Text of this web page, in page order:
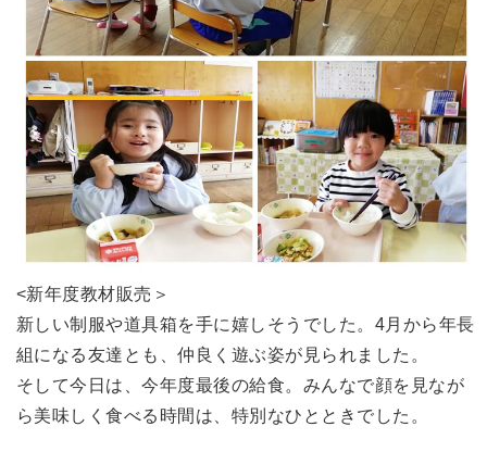
<新年度教材販売＞
新しい制服や道具箱を手に嬉しそうでした。4月から年長
組になる友達とも、仲良く遊ぶ姿が見られました。
そして今日は、今年度最後の給食。みんなで顔を見なが
ら美味しく食べる時間は、特別なひとときでした。